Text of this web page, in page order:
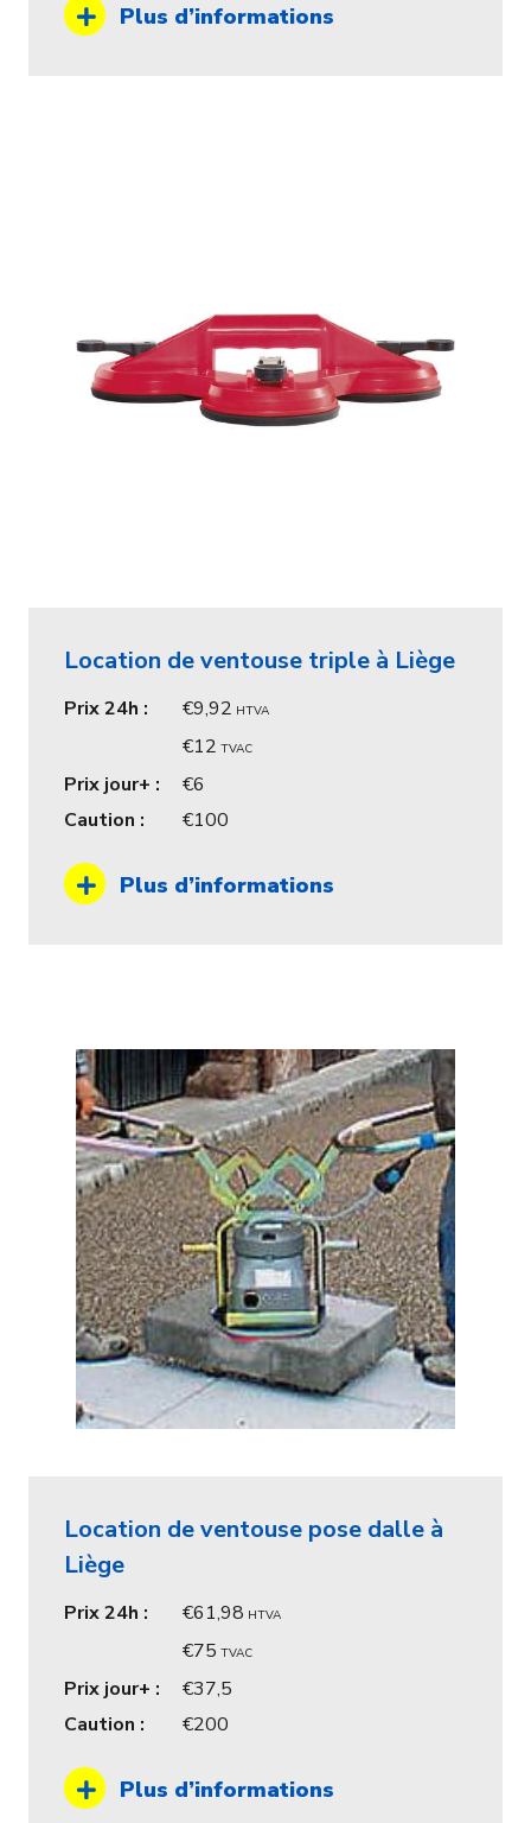
Plus d’informations
Location de ventouse triple à Liège
Prix 24h : 9,92 HTVA
12 TVAC
Prix jour+ :
6
Caution :
100
Plus d’informations
Location de ventouse pose dalle à
Liège
Prix 24h : 61,98 HTVA
75 TVAC
Prix jour+ :
37,5
Caution :
200
Plus d’informations